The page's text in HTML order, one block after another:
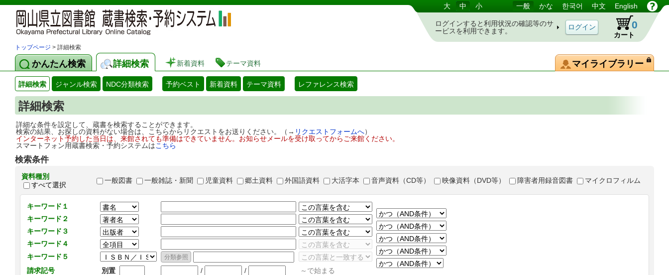
岡山県立図書館 蔵書検索・予約システム 大 中 小 一般 かな 한국어 中文 English
ログインすると利用状況の確認等のサ
ービスを利用できます。
カート
0
トップページ > 詳細検索
かんたん検索 詳細検索 新着資料 テーマ資料 マイライブラリー
詳細検索 ジャンル検索 NDC分類検索 予約ベスト 新着資料 テーマ資料 レファレンス検索
詳細検索
詳細な条件を設定して、蔵書を検索することができます。
検索の結果、お探しの資料がない場合は、こちらからリクエストをお送りください。（→ リクエストフォームへ）
インターネット予約した当日は、来館されても準備はできていません。お知らせメールを受け取ってからご来館ください。
スマートフォン用蔵書検索・予約システムはこちら
検索条件
資料種別
すべて選択
一般図書 一般雑誌・新聞 児童資料 郷土資料 外国語資料 大活字本 音声資料（CD等） 映像資料（DVD等） 障害者用録音図書 マイクロフィルム
キーワード１
キーワード２
キーワード３
キーワード４
キーワード５
請求記号
別置 / / ～で始まる